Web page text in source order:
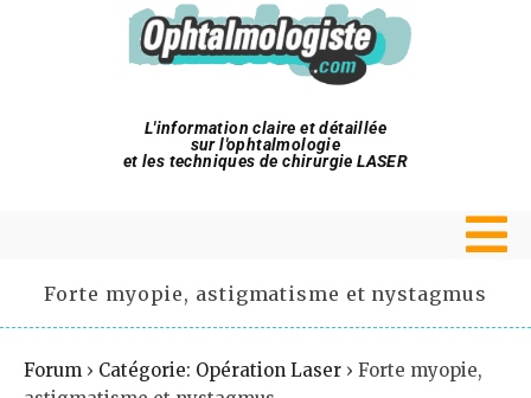
L'information claire et détaillée
sur l'ophtalmologie
et les techniques de chirurgie LASER
Forte myopie, astigmatisme et nystagmus
Forum › Catégorie: Opération Laser › Forte myopie,